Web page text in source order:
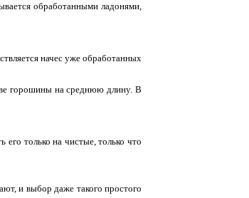
обработанными ладонями,
начес уже обработанных
горошины на среднюю длину. В
его только на чистые, только что
и выбор даже такого простого